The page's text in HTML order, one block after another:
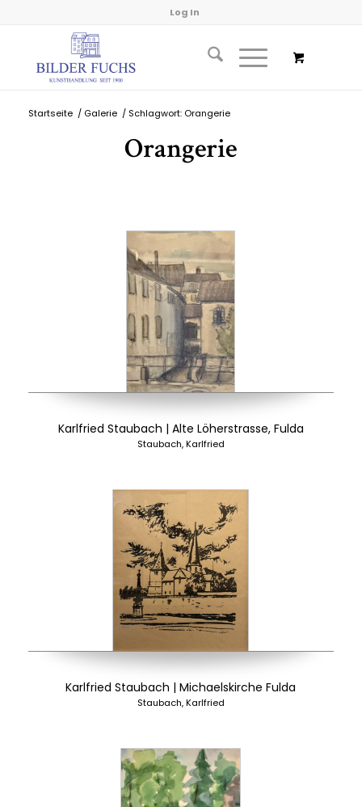
Log In
Startseite / Galerie / Schlagwort: Orangerie
Orangerie
Karlfried Staubach | Alte Löherstrasse, Fulda
Staubach, Karlfried
Karlfried Staubach | Michaelskirche Fulda
Staubach, Karlfried